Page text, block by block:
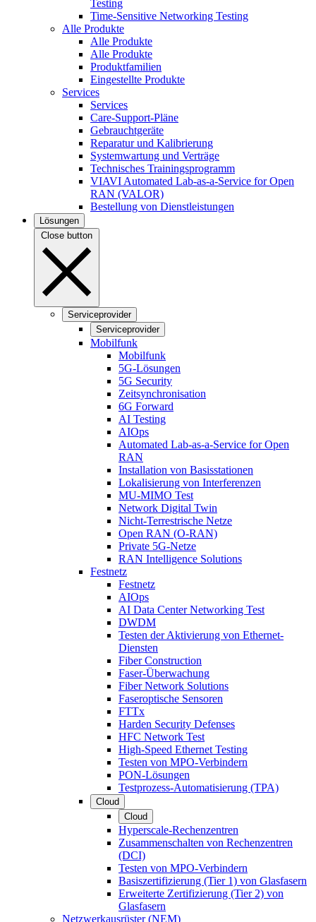
Testing
Time-Sensitive Networking Testing
Alle Produkte
Alle Produkte
Alle Produkte
Produktfamilien
Eingestellte Produkte
Services
Services
Care-Support-Pläne
Gebrauchtgeräte
Reparatur und Kalibrierung
Systemwartung und Verträge
Technisches Trainingsprogramm
VIAVI Automated Lab-as-a-Service for Open
RAN (VALOR)
Bestellung von Dienstleistungen
Lösungen
Close button
Serviceprovider
Serviceprovider
Mobilfunk
Mobilfunk
5G-Lösungen
5G Security
Zeitsynchronisation
6G Forward
AI Testing
AIOps
Automated Lab-as-a-Service for Open
RAN
Installation von Basisstationen
Lokalisierung von Interferenzen
MU-MIMO Test
Network Digital Twin
Nicht-Terrestrische Netze
Open RAN (O-RAN)
Private 5G-Netze
RAN Intelligence Solutions
Festnetz
Festnetz
AIOps
AI Data Center Networking Test
DWDM
Testen der Aktivierung von Ethernet-
Diensten
Fiber Construction
Faser-Überwachung
Fiber Network Solutions
Faseroptische Sensoren
FTTx
Harden Security Defenses
HFC Network Test
High-Speed Ethernet Testing
Testen von MPO-Verbindern
PON-Lösungen
Testprozess-Automatisierung (TPA)
Cloud
Cloud
Hyperscale-Rechenzentren
Zusammenschalten von Rechenzentren
(DCI)
Testen von MPO-Verbindern
Basiszertifizierung (Tier 1) von Glasfasern
Erweiterte Zertifizierung (Tier 2) von
Glasfasern
Netzwerkausrüster (NEM)